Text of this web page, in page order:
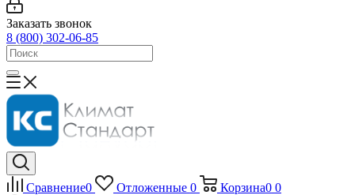
Заказать звонок
8 (800) 302-06-85
Сравнение0 Отложенные 0 Корзина0 0